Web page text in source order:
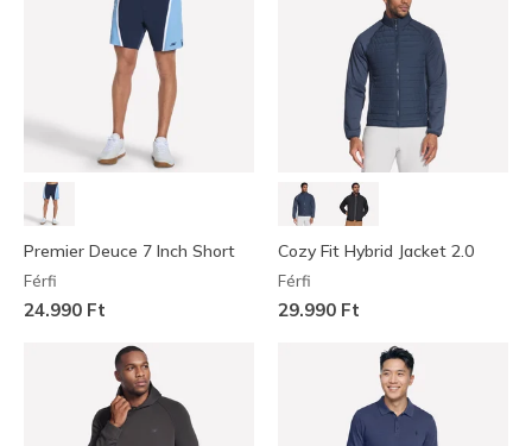
Premier Deuce 7 Inch Short
Férfi
24.990 Ft
Cozy Fit Hybrid Jacket 2.0
Férfi
29.990 Ft